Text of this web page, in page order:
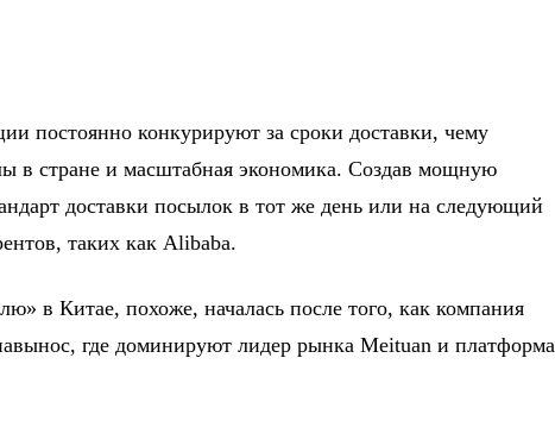
постоянно конкурируют за сроки доставки, чему
в стране и масштабная экономика. Создав мощную
доставки посылок в тот же день или на следующий
таких как Alibaba.
в Китае, похоже, началась после того, как компания
где доминируют лидер рынка Meituan и платформа